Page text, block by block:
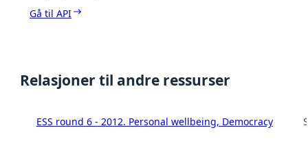
Gå til API
Relasjoner til andre ressurser
ESS round 6 - 2012. Personal wellbeing, Democracy